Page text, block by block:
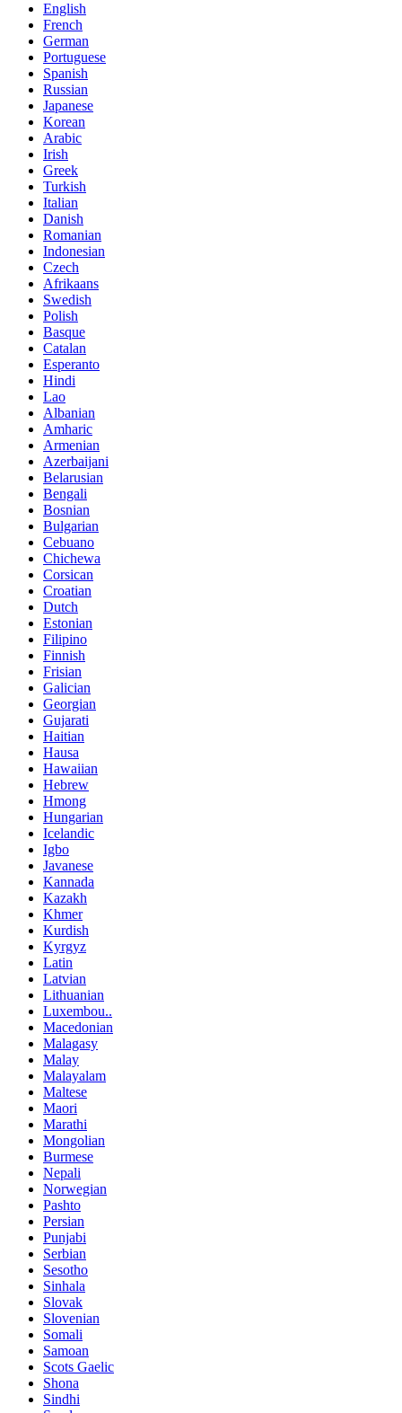
English
French
German
Portuguese
Spanish
Russian
Japanese
Korean
Arabic
Irish
Greek
Turkish
Italian
Danish
Romanian
Indonesian
Czech
Afrikaans
Swedish
Polish
Basque
Catalan
Esperanto
Hindi
Lao
Albanian
Amharic
Armenian
Azerbaijani
Belarusian
Bengali
Bosnian
Bulgarian
Cebuano
Chichewa
Corsican
Croatian
Dutch
Estonian
Filipino
Finnish
Frisian
Galician
Georgian
Gujarati
Haitian
Hausa
Hawaiian
Hebrew
Hmong
Hungarian
Icelandic
Igbo
Javanese
Kannada
Kazakh
Khmer
Kurdish
Kyrgyz
Latin
Latvian
Lithuanian
Luxembou..
Macedonian
Malagasy
Malay
Malayalam
Maltese
Maori
Marathi
Mongolian
Burmese
Nepali
Norwegian
Pashto
Persian
Punjabi
Serbian
Sesotho
Sinhala
Slovak
Slovenian
Somali
Samoan
Scots Gaelic
Shona
Sindhi